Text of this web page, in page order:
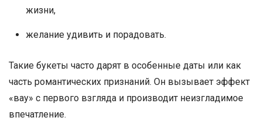
жизни,
желание удивить и порадовать.
Такие букеты часто дарят в особенные даты или как
часть романтических признаний. Он вызывает эффект
«вау» с первого взгляда и производит неизгладимое
впечатление.